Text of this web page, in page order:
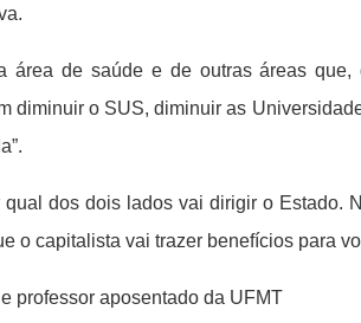
área de saúde e de outras áreas
diminuir o SUS, diminuir as
dos dois lados vai dirigir o Estado.
o capitalista vai trazer benefícios para
professor aposentado da UFMT